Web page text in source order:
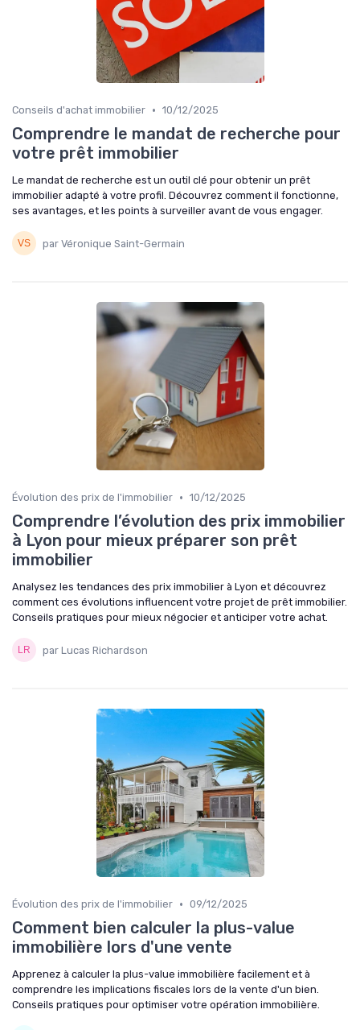
Conseils d'achat immobilier • 10/12/2025
Comprendre le mandat de recherche pour
votre prêt immobilier
Le mandat de recherche est un outil clé pour obtenir un prêt
immobilier adapté à votre profil. Découvrez comment il fonctionne,
ses avantages, et les points à surveiller avant de vous engager.
par Véronique Saint-Germain
Évolution des prix de l'immobilier • 10/12/2025
Comprendre l’évolution des prix immobilier
à Lyon pour mieux préparer son prêt
immobilier
Analysez les tendances des prix immobilier à Lyon et découvrez
comment ces évolutions influencent votre projet de prêt immobilier.
Conseils pratiques pour mieux négocier et anticiper votre achat.
par Lucas Richardson
Évolution des prix de l'immobilier • 09/12/2025
Comment bien calculer la plus-value
immobilière lors d'une vente
Apprenez à calculer la plus-value immobilière facilement et à
comprendre les implications fiscales lors de la vente d'un bien.
Conseils pratiques pour optimiser votre opération immobilière.